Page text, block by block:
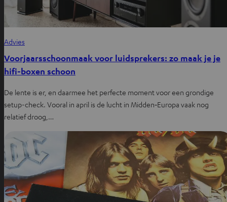
Advies
Voorjaarsschoonmaak voor luidsprekers: zo maak je je
hifi-boxen schoon
De lente is er, en daarmee het perfecte moment voor een grondige
setup-check. Vooral in april is de lucht in Midden‑Europa vaak nog
relatief droog,…